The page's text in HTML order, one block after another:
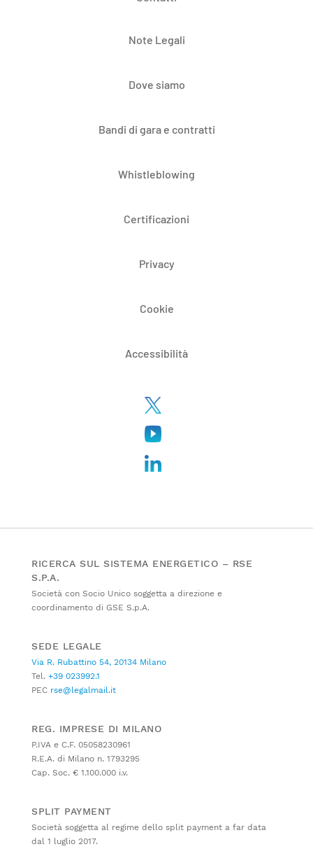
Note Legali
Dove siamo
Bandi di gara e contratti
Whistleblowing
Certificazioni
Privacy
Cookie
Accessibilità
RICERCA SUL SISTEMA ENERGETICO – RSE
S.P.A.
Società con Socio Unico soggetta a direzione e
coordinamento di GSE S.p.A.
SEDE LEGALE
Via R. Rubattino 54, 20134 Milano
Tel. +39 023992.1
PEC rse@legalmail.it
REG. IMPRESE DI MILANO
P.IVA e C.F. 05058230961
R.E.A. di Milano n. 1793295
Cap. Soc. € 1.100.000 i.v.
SPLIT PAYMENT
Società soggetta al regime dello split payment a far data
dal 1 luglio 2017.